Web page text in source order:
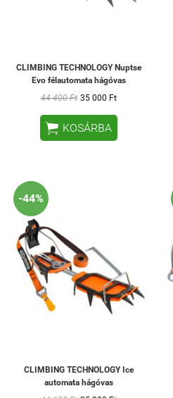
CLIMBING TECHNOLOGY Nuptse
Evo félautomata hágóvas
44 400 Ft 35 000 Ft
 KOSÁRBA
-44%
CLIMBING TECHNOLOGY Ice
automata hágóvas